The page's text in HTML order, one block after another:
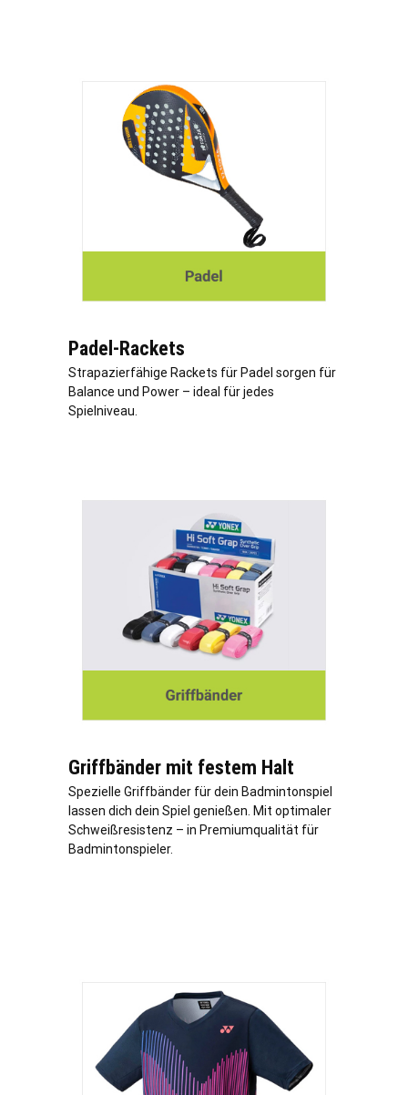
Padel-Rackets
Strapazierfähige Rackets für Padel sorgen für
Balance und Power – ideal für jedes
Spielniveau.
Griffbänder mit festem Halt
Spezielle Griffbänder für dein Badmintonspiel
lassen dich dein Spiel genießen. Mit optimaler
Schweißresistenz – in Premiumqualität für
Badmintonspieler.